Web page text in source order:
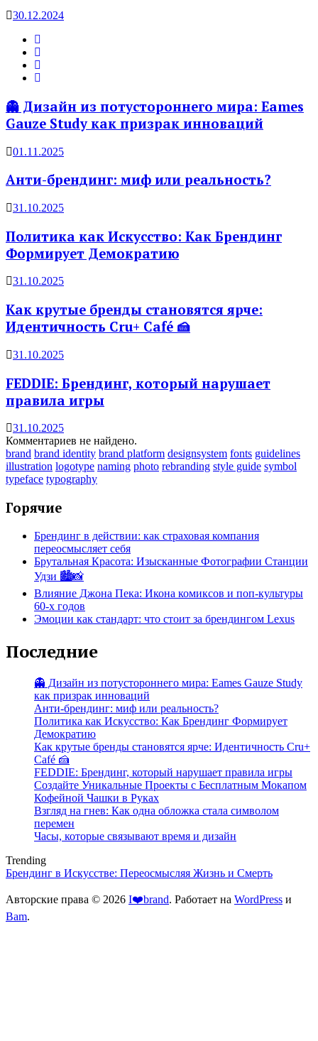
30.12.2024
👻 Дизайн из потустороннего мира: Eames
Gauze Study как призрак инноваций
01.11.2025
Анти-брендинг: миф или реальность?
31.10.2025
Политика как Искусство: Как Брендинг
Формирует Демократию
31.10.2025
Как крутые бренды становятся ярче:
Идентичность Cru+ Café 🍰
31.10.2025
FEDDIE: Брендинг, который нарушает
правила игры
31.10.2025
Комментариев не найдено.
brand brand identity brand platform designsystem fonts guidelines
illustration logotype naming photo rebranding style guide symbol
typeface typography
Горячие
Брендинг в действии: как страховая компания
переосмысляет себя
Брутальная Красота: Изысканные Фотографии Станции
Удзи 🏙️📸
Влияние Джона Пека: Икона комиксов и поп-культуры
60-х годов
Эмоции как стандарт: что стоит за брендингом Lexus
Последние
👻 Дизайн из потустороннего мира: Eames Gauze Study
как призрак инноваций
Анти-брендинг: миф или реальность?
Политика как Искусство: Как Брендинг Формирует
Демократию
Как крутые бренды становятся ярче: Идентичность Cru+
Café 🍰
FEDDIE: Брендинг, который нарушает правила игры
Создайте Уникальные Проекты с Бесплатным Мокапом
Кофейной Чашки в Руках
Взгляд на гнев: Как одна обложка стала символом
перемен
Часы, которые связывают время и дизайн
Trending
Брендинг в Искусстве: Переосмысляя Жизнь и Смерть
Авторские права © 2026 I❤️brand. Работает на WordPress и
Bam.